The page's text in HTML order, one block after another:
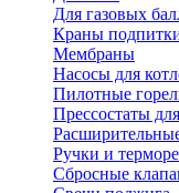
Для газовых
Краны
Мембраны
Насосы для
Пилотные
Прессостаты
Ручки и
Сбросные